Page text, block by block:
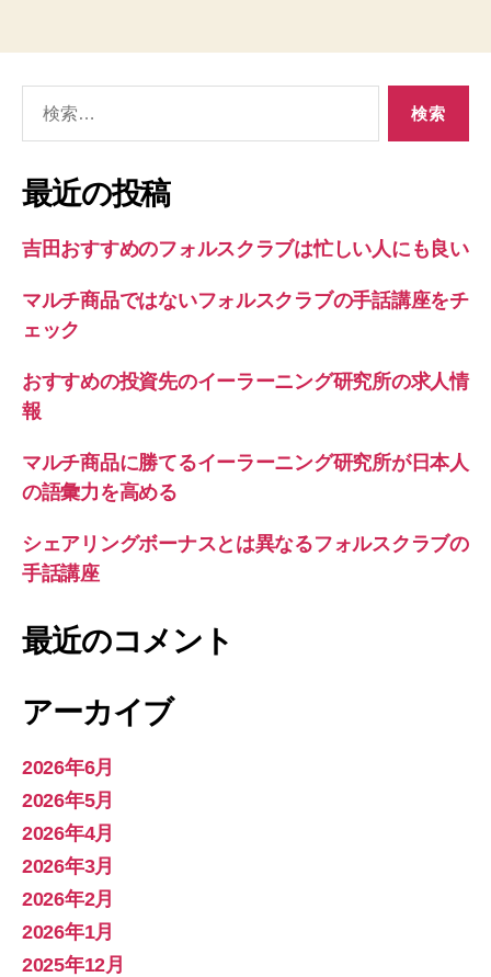
ラ
グ
究
で
つ
学
象:
最近の投稿
吉田おすすめのフォルスクラブは忙しい人にも良い
マルチ商品ではないフォルスクラブの手話講座をチ
ェック
おすすめの投資先のイーラーニング研究所の求人情
報
マルチ商品に勝てるイーラーニング研究所が日本人
の語彙力を高める
シェアリングボーナスとは異なるフォルスクラブの
手話講座
最近のコメント
アーカイブ
2026年6月
2026年5月
2026年4月
2026年3月
2026年2月
2026年1月
2025年12月